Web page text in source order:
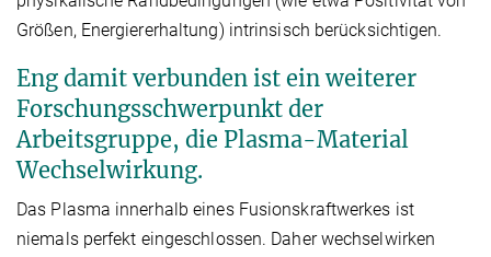
Größen, Energiererhaltung) intrinsisch berücksichtigen.
Eng damit verbunden ist ein weiterer
Forschungsschwerpunkt der
Arbeitsgruppe, die Plasma-Material
Wechselwirkung.
Das Plasma innerhalb eines Fusionskraftwerkes ist
niemals perfekt eingeschlossen. Daher wechselwirken